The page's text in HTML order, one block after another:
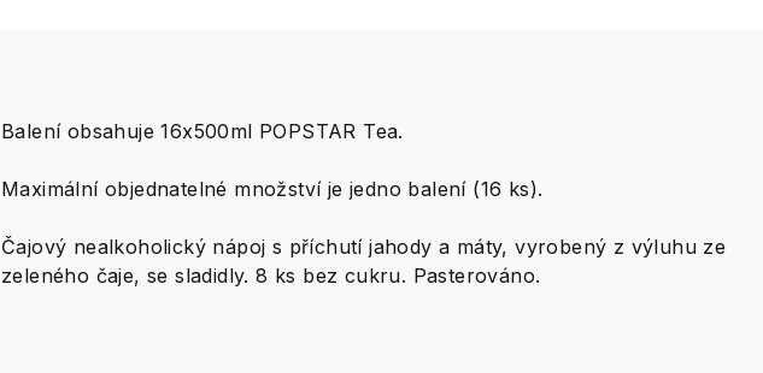
Balení obsahuje 16x500ml POPSTAR Tea.
Maximální objednatelné množství je jedno balení (16 ks).
Čajový nealkoholický nápoj s příchutí jahody a máty, vyrobený z výluhu ze
zeleného čaje, se sladidly. 8 ks bez cukru. Pasterováno.